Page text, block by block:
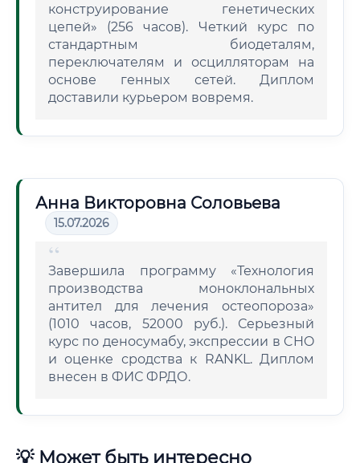
конструирование генетических
цепей» (256 часов). Четкий курс по
стандартным биодеталям,
переключателям и осцилляторам на
основе генных сетей. Диплом
доставили курьером вовремя.
Анна Викторовна Соловьева
15.07.2026
Завершила программу «Технология
производства моноклональных
антител для лечения остеопороза»
(1010 часов, 52000 руб.). Серьезный
курс по деносумабу, экспрессии в CHO
и оценке сродства к RANKL. Диплом
внесен в ФИС ФРДО.
💡 Может быть интересно